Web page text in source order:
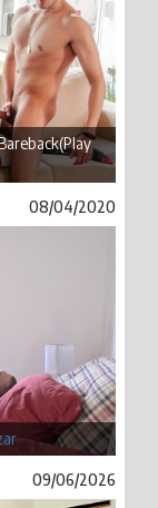
08/04/2020
09/06/2026